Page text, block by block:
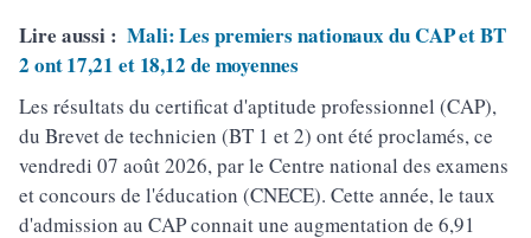
Lire aussi : Mali: Les premiers nationaux du CAP et BT
2 ont 17,21 et 18,12 de moyennes
Les résultats du certificat d'aptitude professionnel (CAP),
du Brevet de technicien (BT 1 et 2) ont été proclamés, ce
vendredi 07 août 2026, par le Centre national des examens
et concours de l'éducation (CNECE). Cette année, le taux
d'admission au CAP connait une augmentation de 6,91